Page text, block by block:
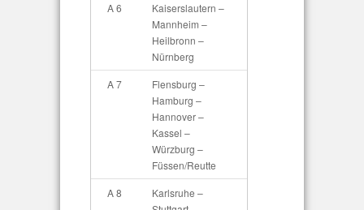
A 6
Kaiserslautern –
Mannheim –
Heilbronn –
Nürnberg
A 7
Flensburg –
Hamburg –
Hannover –
Kassel –
Würzburg –
Füssen/Reutte
A 8
Karlsruhe –